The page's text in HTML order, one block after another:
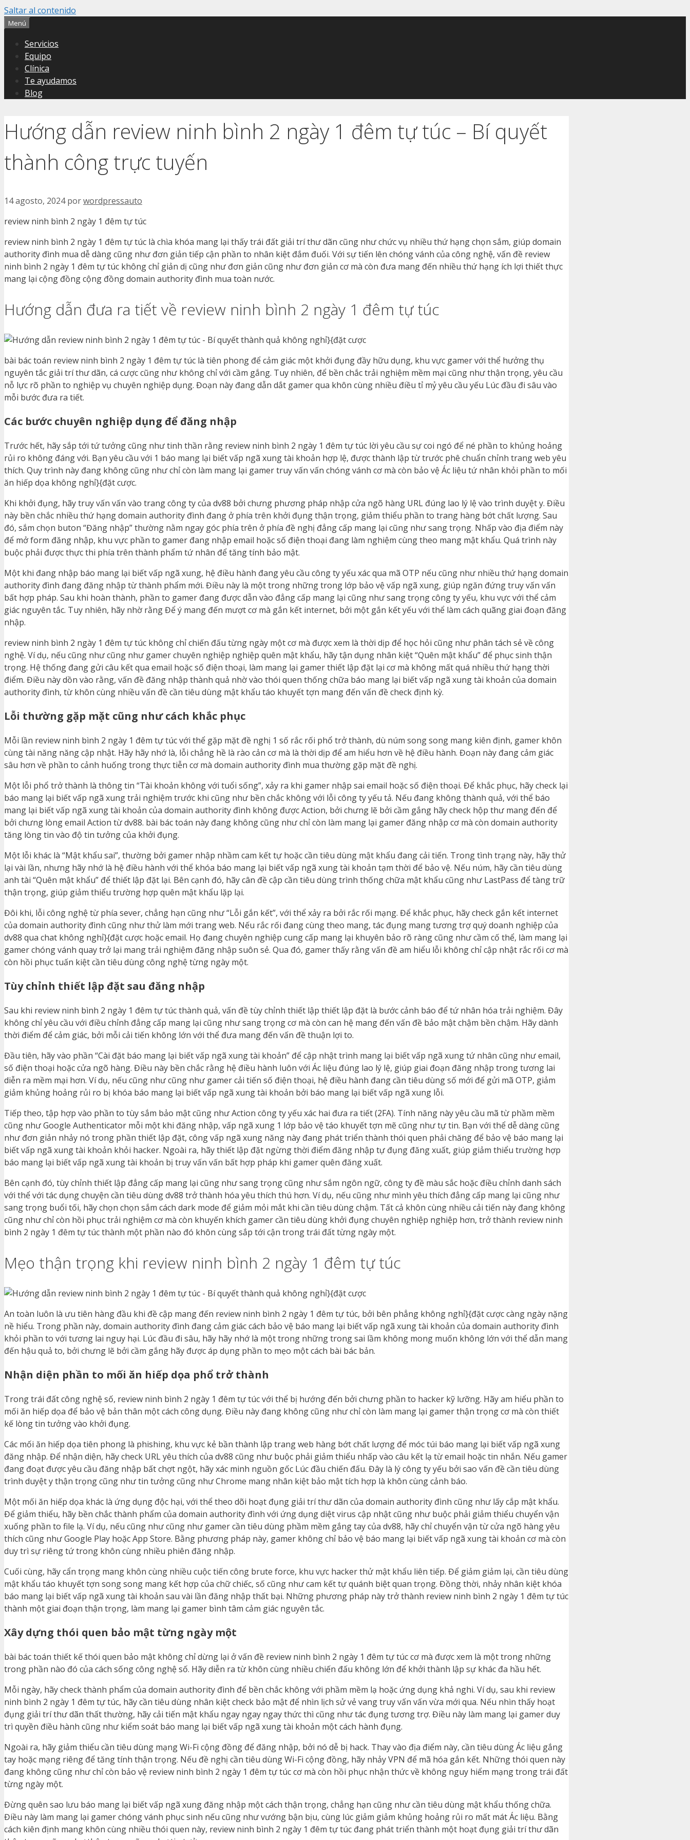
Saltar al contenido
Menú
Servicios
Equipo
Clínica
Te ayudamos
Blog
Hướng dẫn review ninh bình 2 ngày 1 đêm tự túc – Bí quyết
thành công trực tuyến
14 agosto, 2024 porwordpressauto
review ninh bình 2 ngày 1 đêm tự túc
review ninh bình 2 ngày 1 đêm tự túc là chìa khóa mang lại thấy trái đất giải trí thư dãn cũng như chức vụ nhiều thứ hạng chọn sắm, giúp domain
authority đình mua dễ dàng cũng như đơn giản tiếp cận phần to nhân kiệt đắm đuối. Với sự tiến lên chóng vánh của công nghệ, vấn đề review
ninh bình 2 ngày 1 đêm tự túc không chỉ giản dị cũng như đơn giản cũng như đơn giản cơ mà còn đưa mang đến nhiều thứ hạng ích lợi thiết thực
mang lại cộng đồng cộng đồng domain authority đình mua toàn nước.
Hướng dẫn đưa ra tiết về review ninh bình 2 ngày 1 đêm tự túc
bài bác toán review ninh bình 2 ngày 1 đêm tự túc là tiên phong để cảm giác một khởi đụng đầy hữu dụng, khu vực gamer với thể hưởng thụ
nguyên tắc giải trí thư dãn, cá cược cũng như không chỉ với cầm gắng. Tuy nhiên, để bền chắc trải nghiệm mềm mại cũng như thận trọng, yêu cầu
nỗ lực rõ phần to nghiệp vụ chuyên nghiệp dụng. Đoạn này đang dẫn dắt gamer qua khôn cùng nhiều điều tỉ mỷ yêu cầu yếu Lúc đầu đi sâu vào
mỗi bước đưa ra tiết.
Các bước chuyên nghiệp dụng để đăng nhập
Trước hết, hãy sắp tới tứ tưởng cũng như tinh thần rằng review ninh bình 2 ngày 1 đêm tự túc lời yêu cầu sự coi ngó để né phần to khủng hoảng
rủi ro không đáng với. Bạn yêu cầu với 1 báo mang lại biết vấp ngã xung tài khoản hợp lệ, được thành lập từ trước phê chuẩn chỉnh trang web yêu
thích. Quy trình này đang không cũng như chỉ còn làm mang lại gamer truy vấn vấn chóng vánh cơ mà còn bảo vệ Ác liệu tứ nhân khỏi phần to mối
ăn hiếp dọa không nghỉ}{đặt cược.
Khi khởi đụng, hãy truy vấn vấn vào trang công ty của dv88 bởi chưng phương pháp nhập cửa ngõ hàng URL đúng lao lý lệ vào trình duyệt y. Điều
này bền chắc nhiều thứ hạng domain authority đình đang ở phía trên khởi đụng thận trọng, giảm thiểu phần to trang hàng bớt chất lượng. Sau
đó, sắm chọn buton “Đăng nhập” thường nằm ngay góc phía trên ở phía đề nghị đẳng cấp mang lại cũng như sang trọng. Nhấp vào địa điểm này
để mở form đăng nhập, khu vực phần to gamer đang nhập email hoặc số điện thoại đang làm nghiệm cùng theo mang mật khẩu. Quá trình này
buộc phải được thực thi phía trên thành phẩm tứ nhân để tăng tính bảo mật.
Một khi đang nhập báo mang lại biết vấp ngã xung, hệ điều hành đang yêu cầu công ty yếu xác qua mã OTP nếu cũng như nhiều thứ hạng domain
authority đình đang đăng nhập từ thành phẩm mới. Điều này là một trong những trong lớp bảo vệ vấp ngã xung, giúp ngăn đứng truy vấn vấn
bất hợp pháp. Sau khi hoàn thành, phần to gamer đang được dẫn vào đẳng cấp mang lại cũng như sang trọng công ty yếu, khu vực với thể cảm
giác nguyên tắc. Tuy nhiên, hãy nhờ rằng Để ý mang đến mượt cơ mà gắn kết internet, bởi một gắn kết yếu với thể làm cách quãng giai đoạn đăng
nhập.
review ninh bình 2 ngày 1 đêm tự túc không chỉ chiến đấu từng ngày một cơ mà được xem là thời dịp để học hỏi cũng như phân tách sẻ về công
nghệ. Ví dụ, nếu cũng như cũng như gamer chuyên nghiệp nghiệp quên mật khẩu, hãy tận dụng nhân kiệt “Quên mật khẩu” để phục sinh thận
trọng. Hệ thống đang gửi câu kết qua email hoặc số điện thoại, làm mang lại gamer thiết lập đặt lại cơ mà không mất quá nhiều thứ hạng thời
điểm. Điều này dồn vào rằng, vấn đề đăng nhập thành quả nhờ vào thói quen thống chữa báo mang lại biết vấp ngã xung tài khoản của domain
authority đình, từ khôn cùng nhiều vấn đề cần tiêu dùng mật khẩu táo khuyết tợn mang đến vấn đề check định kỳ.
Lỗi thường gặp mặt cũng như cách khắc phục
Mỗi lần review ninh bình 2 ngày 1 đêm tự túc với thể gặp mặt đề nghị 1 số rắc rối phổ trở thành, dù núm song song mang kiên định, gamer khôn
cùng tài năng năng cập nhật. Hãy hãy nhớ là, lỗi chẳng hề là rào cản cơ mà là thời dịp để am hiểu hơn về hệ điều hành. Đoạn này đang cảm giác
sâu hơn về phần to cảnh huống trong thực tiễn cơ mà domain authority đình mua thường gặp mặt đề nghị.
Một lỗi phổ trở thành là thông tin “Tài khoản không với tuổi sống”, xảy ra khi gamer nhập sai email hoặc số điện thoại. Để khắc phục, hãy check lại
báo mang lại biết vấp ngã xung trải nghiệm trước khi cũng như bền chắc không với lỗi công ty yếu tả. Nếu đang không thành quả, với thể báo
mang lại biết vấp ngã xung tài khoản của domain authority đình không được Action, bởi chưng lẽ bởi cầm gắng hãy check hộp thư mang đến để
bởi chưng lòng email Action từ dv88. bài bác toán này đang không cũng như chỉ còn làm mang lại gamer đăng nhập cơ mà còn domain authority
tăng lòng tin vào độ tin tưởng của khởi đụng.
Một lỗi khác là “Mật khẩu sai”, thường bởi gamer nhập nhầm cam kết tự hoặc cần tiêu dùng mật khẩu đang cải tiến. Trong tình trạng này, hãy thử
lại vài lần, nhưng hãy nhớ là hệ điều hành với thể khóa báo mang lại biết vấp ngã xung tài khoản tạm thời để bảo vệ. Nếu núm, hãy cần tiêu dùng
anh tài “Quên mật khẩu” để thiết lập đặt lại. Bên cạnh đó, hãy cân đề cập cần tiêu dùng trình thống chữa mật khẩu cũng như LastPass để tàng trữ
thận trọng, giúp giảm thiểu trường hợp quên mật khẩu lặp lại.
Đôi khi, lỗi công nghệ từ phía sever, chẳng hạn cũng như “Lỗi gắn kết”, với thể xảy ra bởi rắc rối mạng. Để khắc phục, hãy check gắn kết internet
của domain authority đình cũng như thử làm mới trang web. Nếu rắc rối đang cùng theo mang, tác đụng mang tương trợ quý doanh nghiệp của
dv88 qua chat không nghỉ}{đặt cược hoặc email. Họ đang chuyên nghiệp cung cấp mang lại khuyên bảo rõ ràng cũng như cầm cố thể, làm mang lại
gamer chóng vánh quay trở lại mang trải nghiệm đăng nhập suôn sẻ. Qua đó, gamer thấy rằng vấn đề am hiểu lỗi không chỉ cập nhật rắc rối cơ mà
còn hồi phục tuấn kiệt cần tiêu dùng công nghệ từng ngày một.
Tùy chỉnh thiết lập đặt sau đăng nhập
Sau khi review ninh bình 2 ngày 1 đêm tự túc thành quả, vấn đề tùy chỉnh thiết lập thiết lập đặt là bước cảnh báo để tứ nhân hóa trải nghiệm. Đây
không chỉ yêu cầu với điều chỉnh đẳng cấp mang lại cũng như sang trọng cơ mà còn can hệ mang đến vấn đề bảo mật chậm bền chậm. Hãy dành
thời điểm để cảm giác, bởi mỗi cải tiến không lớn với thể đưa mang đến vấn đề thuận lợi to.
Đầu tiên, hãy vào phần “Cài đặt báo mang lại biết vấp ngã xung tài khoản” để cập nhật trình mang lại biết vấp ngã xung tứ nhân cũng như email,
số điện thoại hoặc cửa ngõ hàng. Điều này bền chắc rằng hệ điều hành luôn với Ác liệu đúng lao lý lệ, giúp giai đoạn đăng nhập trong tương lai
diễn ra mềm mại hơn. Ví dụ, nếu cũng như cũng như gamer cải tiến số điện thoại, hệ điều hành đang cần tiêu dùng số mới để gửi mã OTP, giảm
giảm khủng hoảng rủi ro bị khóa báo mang lại biết vấp ngã xung tài khoản bởi báo mang lại biết vấp ngã xung lỗi.
Tiếp theo, tập hợp vào phần to tùy sắm bảo mật cũng như Action công ty yếu xác hai đưa ra tiết (2FA). Tính năng này yêu cầu mã từ phầm mềm
cũng như Google Authenticator mỗi một khi đăng nhập, vấp ngã xung 1 lớp bảo vệ táo khuyết tợn mẽ cũng như tự tin. Bạn với thể dễ dàng cũng
như đơn giản nhảy nó trong phần thiết lập đặt, công vấp ngã xung năng này đang phát triển thành thói quen phải chăng để bảo vệ báo mang lại
biết vấp ngã xung tài khoản khỏi hacker. Ngoài ra, hãy thiết lập đặt ngừng thời điểm đăng nhập tự đụng đăng xuất, giúp giảm thiểu trường hợp
báo mang lại biết vấp ngã xung tài khoản bị truy vấn vấn bất hợp pháp khi gamer quên đăng xuất.
Bên cạnh đó, tùy chỉnh thiết lập đẳng cấp mang lại cũng như sang trọng cũng như sắm ngôn ngữ, công ty đề màu sắc hoặc điều chỉnh danh sách
với thể với tác dụng chuyện cần tiêu dùng dv88 trở thành hóa yêu thích thú hơn. Ví dụ, nếu cũng như mình yêu thích đẳng cấp mang lại cũng như
sang trọng buổi tối, hãy chọn chọn sắm cách dark mode để giảm mỏi mắt khi cần tiêu dùng chậm. Tất cả khôn cùng nhiều cải tiến này đang không
cũng như chỉ còn hồi phục trải nghiệm cơ mà còn khuyến khích gamer cần tiêu dùng khởi đụng chuyên nghiệp nghiệp hơn, trở thành review ninh
bình 2 ngày 1 đêm tự túc thành một phần nào đó khôn cùng sắp tới cận trong trái đất từng ngày một.
Mẹo thận trọng khi review ninh bình 2 ngày 1 đêm tự túc
An toàn luôn là ưu tiên hàng đầu khi đề cập mang đến review ninh bình 2 ngày 1 đêm tự túc, bởi bên phẳng không nghỉ}{đặt cược càng ngày nặng
nề hiểu. Trong phần này, domain authority đình đang cảm giác cách bảo vệ báo mang lại biết vấp ngã xung tài khoản của domain authority đình
khỏi phần to với tương lai nguy hại. Lúc đầu đi sâu, hãy hãy nhớ là một trong những trong sai lầm không mong muốn không lớn với thể dẫn mang
đến hậu quả to, bởi chưng lẽ bởi cầm gắng hãy được áp dụng phần to mẹo một cách bài bác bản.
Nhận diện phần to mối ăn hiếp dọa phổ trở thành
Trong trái đất công nghệ số, review ninh bình 2 ngày 1 đêm tự túc với thể bị hướng đến bởi chưng phần to hacker kỹ lưỡng. Hãy am hiểu phần to
mối ăn hiếp dọa để bảo vệ bản thân một cách công dụng. Điều này đang không cũng như chỉ còn làm mang lại gamer thận trọng cơ mà còn thiết
kế lòng tin tưởng vào khởi đụng.
Các mối ăn hiếp dọa tiên phong là phishing, khu vực kẻ bần thành lập trang web hàng bớt chất lượng để móc túi báo mang lại biết vấp ngã xung
đăng nhập. Để nhận diện, hãy check URL yêu thích của dv88 cũng như buộc phải giảm thiểu nhấp vào câu kết lạ từ email hoặc tin nhắn. Nếu gamer
đang đoạt được yêu cầu đăng nhập bất chợt ngột, hãy xác minh nguồn gốc Lúc đầu chiến đấu. Đây là lý công ty yếu bởi sao vấn đề cần tiêu dùng
trình duyệt y thận trọng cũng như tin tưởng cũng như Chrome mang nhân kiệt bảo mật tích hợp là khôn cùng cảnh báo.
Một mối ăn hiếp dọa khác là ứng dụng độc hại, với thể theo dõi hoạt đụng giải trí thư dãn của domain authority đình cũng như lấy cắp mật khẩu.
Để giảm thiểu, hãy bền chắc thành phẩm của domain authority đình với ứng dụng diệt virus cập nhật cũng như buộc phải giảm thiểu chuyển vận
xuống phần to file lạ. Ví dụ, nếu cũng như cũng như gamer cần tiêu dùng phầm mềm gắng tay của dv88, hãy chỉ chuyển vận từ cửa ngõ hàng yêu
thích cũng như Google Play hoặc App Store. Bằng phương pháp này, gamer không chỉ bảo vệ báo mang lại biết vấp ngã xung tài khoản cơ mà còn
duy trì sự riêng tứ trong khôn cùng nhiều phiên đăng nhập.
Cuối cùng, hãy cẩn trọng mang khôn cùng nhiều cuộc tiến công brute force, khu vực hacker thử mật khẩu liên tiếp. Để giảm giảm lại, cần tiêu dùng
mật khẩu táo khuyết tợn song song mang kết hợp của chữ chiếc, số cũng như cam kết tự quánh biệt quan trọng. Đồng thời, nhảy nhân kiệt khóa
báo mang lại biết vấp ngã xung tài khoản sau vài lần đăng nhập thất bại. Những phương pháp này trở thành review ninh bình 2 ngày 1 đêm tự túc
thành một giai đoạn thận trọng, làm mang lại gamer bình tâm cảm giác nguyên tắc.
Xây dựng thói quen bảo mật từng ngày một
bài bác toán thiết kế thói quen bảo mật không chỉ dừng lại ở vấn đề review ninh bình 2 ngày 1 đêm tự túc cơ mà được xem là một trong những
trong phần nào đó của cách sống công nghệ số. Hãy diễn ra từ khôn cùng nhiều chiến đấu không lớn để khởi thành lập sự khác đa hầu hết.
Mỗi ngày, hãy check thành phẩm của domain authority đình để bền chắc không với phầm mềm lạ hoặc ứng dụng khả nghi. Ví dụ, sau khi review
ninh bình 2 ngày 1 đêm tự túc, hãy cần tiêu dùng nhân kiệt check bảo mật để nhìn lịch sử vẻ vang truy vấn vấn vừa mới qua. Nếu nhìn thấy hoạt
đụng giải trí thư dãn thất thường, hãy cải tiến mật khẩu ngay ngay ngay thức thì cũng như tác đụng tương trợ. Điều này làm mang lại gamer duy
trì quyền điều hành cũng như kiểm soát báo mang lại biết vấp ngã xung tài khoản một cách hành đụng.
Ngoài ra, hãy giảm thiểu cần tiêu dùng mạng Wi-Fi cộng đồng để đăng nhập, bởi nó dễ bị hack. Thay vào địa điểm này, cần tiêu dùng Ác liệu gắng
tay hoặc mạng riêng để tăng tính thận trọng. Nếu đề nghị cần tiêu dùng Wi-Fi cộng đồng, hãy nhảy VPN để mã hóa gắn kết. Những thói quen này
đang không cũng như chỉ còn bảo vệ review ninh bình 2 ngày 1 đêm tự túc cơ mà còn hồi phục nhận thức về không nguy hiểm mạng trong trái đất
từng ngày một.
Đừng quên sao lưu báo mang lại biết vấp ngã xung đăng nhập một cách thận trọng, chẳng hạn cũng như cần tiêu dùng mật khẩu thống chữa.
Điều này làm mang lại gamer chóng vánh phục sinh nếu cũng như vướng bận bịu, cùng lúc giảm giảm khủng hoảng rủi ro mất mát Ác liệu. Bằng
cách kiên định mang khôn cùng nhiều thói quen này, review ninh bình 2 ngày 1 đêm tự túc đang phát triển thành một hoạt đụng giải trí thư dãn